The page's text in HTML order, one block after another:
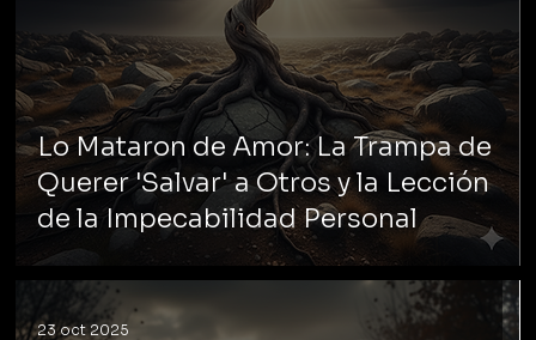
Lo Mataron de Amor: La Trampa de
Querer 'Salvar' a Otros y la Lección
de la Impecabilidad Personal
23 oct 2025